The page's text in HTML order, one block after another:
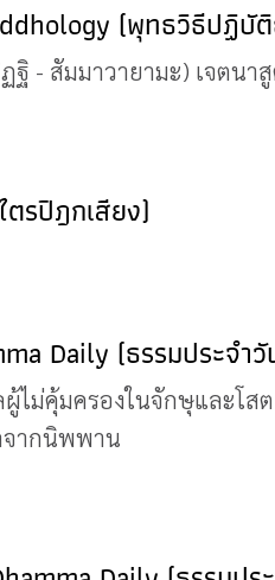
(พุทธวิธีปฏิบั
- สัมมาวายามะ) เจตน
รปิฎกเสียง)
Daily (ธรรมประจำ
ไม่คุ้มครองในจักษุและโ
จากนิพพาน